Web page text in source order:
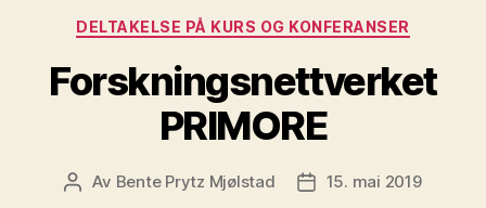
Kategorier
DELTAKELSE PÅ KURS OG KONFERANSER
Forskningsnettverket
PRIMORE
Innleggsforfatter
Av Bente Prytz Mjølstad Publiseringsdato
15. mai 2019